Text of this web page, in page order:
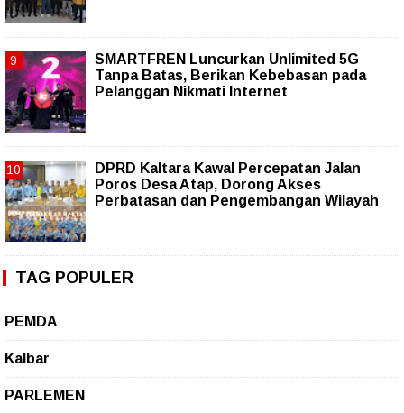
SMARTFREN Luncurkan Unlimited 5G
Tanpa Batas, Berikan Kebebasan pada
Pelanggan Nikmati Internet
DPRD Kaltara Kawal Percepatan Jalan
Poros Desa Atap, Dorong Akses
Perbatasan dan Pengembangan Wilayah
TAG POPULER
PEMDA
Kalbar
PARLEMEN